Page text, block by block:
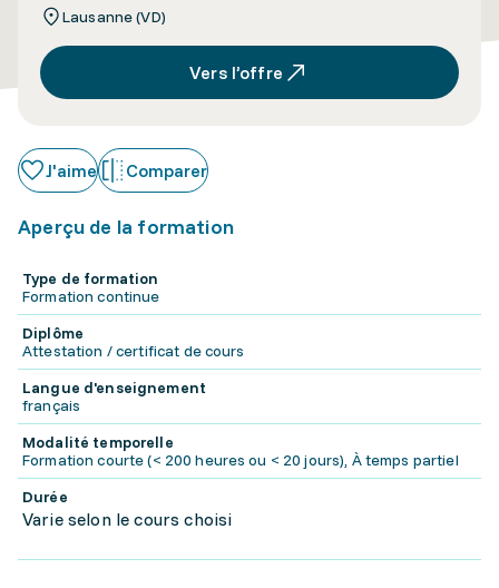
Lausanne (VD)
Vers l’offre
J'aime Comparer
Aperçu de la formation
Type de formation
Formation continue
Diplôme
Attestation / certificat de cours
Langue d'enseignement
français
Modalité temporelle
Formation courte (< 200 heures ou < 20 jours), À temps partiel
Durée
Varie selon le cours choisi